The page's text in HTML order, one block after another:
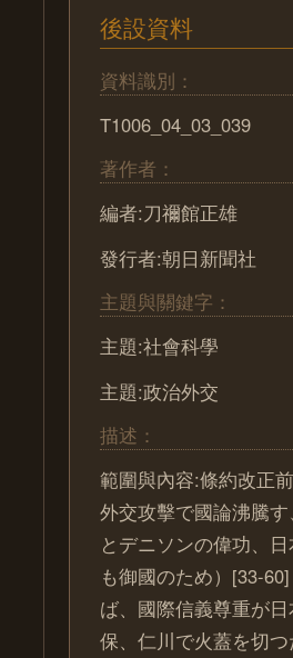
後設資料
資料識別：
T1006_04_03_039
著作者：
編者:刀禰館正雄
發行者:朝日新聞社
主題與關鍵字：
主題:社會科學
主題:政治外交
描述：
範圍與內容:條約改正
外交攻擊で國論沸騰
とデニソンの偉功、
も御國のため）[33-
ば、國際信義尊重が
保、仁川で火蓋を切